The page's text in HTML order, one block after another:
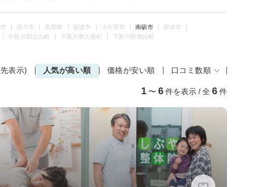
滑川市 黒部市 砺波市 小矢部市 南砺市
射水市
中新川郡立山町 下新川郡入善町 下新川郡朝日町
表示) 人気が高い順 価格が安い順 口コミ数順
1 〜 6 件を表示 / 全 6 件